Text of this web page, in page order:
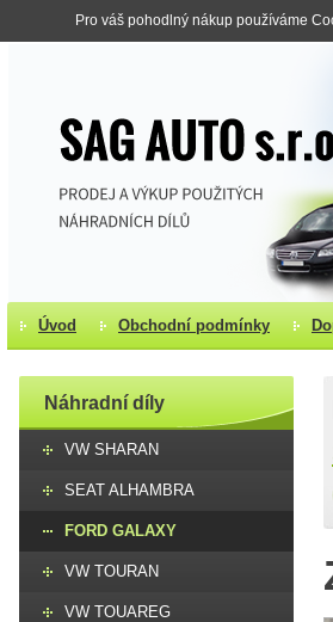
Pro váš pohodlný nákup používáme
Úvod Obchodní podmínky
Náhradní díly
VW SHARAN
SEAT ALHAMBRA
FORD GALAXY
VW TOURAN
VW TOUAREG